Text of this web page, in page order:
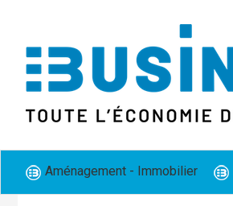
Aménagement - Immobilier